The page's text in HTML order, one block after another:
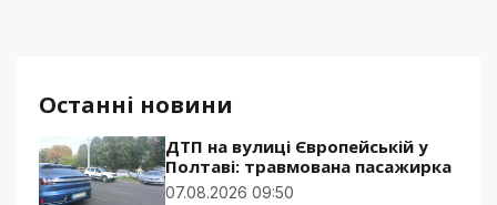
Останні новини
ДТП на вулиці Європейській у
Полтаві: травмована пасажирка
07.08.2026 09:50